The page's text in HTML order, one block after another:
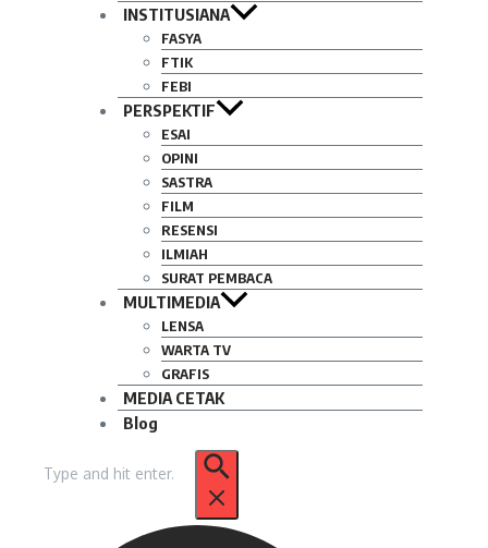
INSTITUSIANA
FASYA
FTIK
FEBI
PERSPEKTIF
ESAI
OPINI
SASTRA
FILM
RESENSI
ILMIAH
SURAT PEMBACA
MULTIMEDIA
LENSA
WARTA TV
GRAFIS
MEDIA CETAK
Blog
untuk: